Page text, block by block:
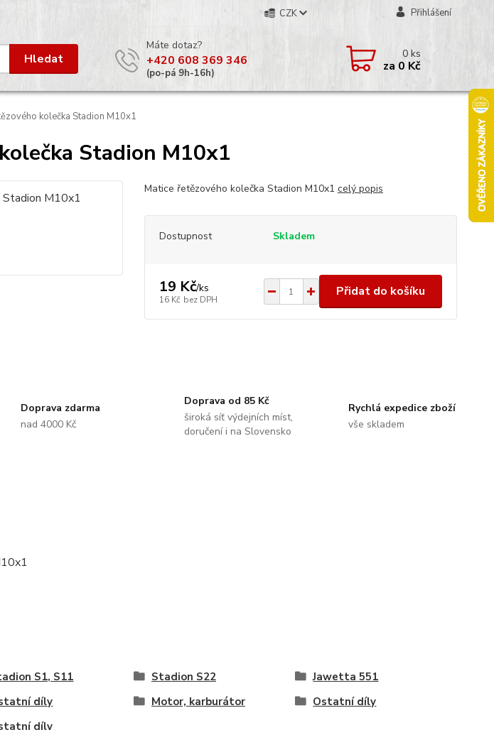
CZK Přihlášení
Hledat
Máte dotaz?
+420 608 369 346
(po-pá 9h-16h)
0ks
za 0 Kč
kolečka Stadion M10x1
Stadion M10x1
Matice řetězového kolečka Stadion M10x1 celý popis
Dostupnost Skladem
19 Kč/ks
16 Kč bez DPH
Přidat do košíku
Doprava zdarma
nad 4000 Kč
Doprava od 85 Kč
široká síť výdejních míst,
doručení i na Slovensko
Rychlá expedice zboží
vše skladem
S1, S11 Stadion S22
Jawetta 551
díly Motor, karburátor
Ostatní díly
díly